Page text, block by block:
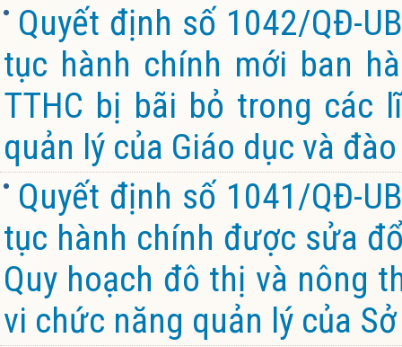
Quyết định số 1042/QĐ-
tục hành chính mới ban
TTHC bị bãi bỏ trong các
quản lý của Giáo dục và
Quyết định số 1041/QĐ-
tục hành chính được sửa
Quy hoạch đô thị và nông
vi chức năng quản lý của